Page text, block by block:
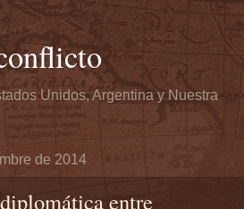
Unidos, Argentina y Nuestra
de 2014
entre